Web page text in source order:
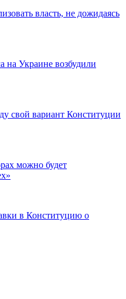
власть, не дожидаясь
на Украине возбудили
свой вариант Конституции
можно будет
в Конституцию о